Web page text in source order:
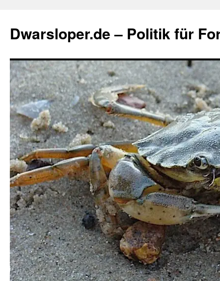
springen
Dwarsloper.de – Politik für